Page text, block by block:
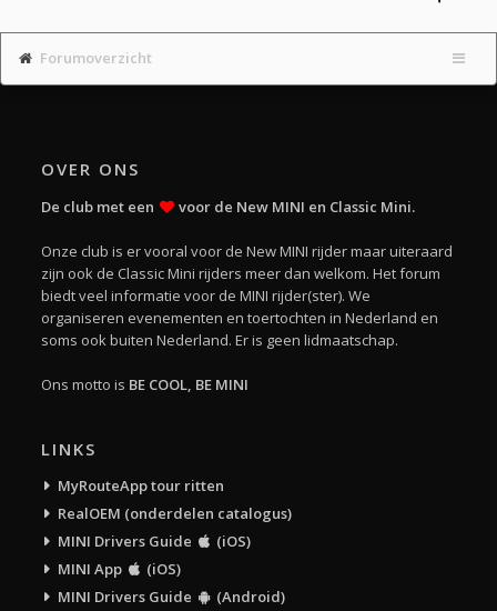
Forumoverzicht
OVER ONS
De club met een voor de New MINI en Classic Mini.
Onze club is er vooral voor de New MINI rijder maar uiteraard
zijn ook de Classic Mini rijders meer dan welkom. Het forum
biedt veel informatie voor de MINI rijder(ster). We
organiseren evenementen en toertochten in Nederland en
soms ook buiten Nederland. Er is geen lidmaatschap.
Ons motto is BE COOL, BE MINI
LINKS
MyRouteApp tour ritten
RealOEM (onderdelen catalogus)
MINI Drivers Guide
(iOS)
MINI App
(iOS)
MINI Drivers Guide
(Android)